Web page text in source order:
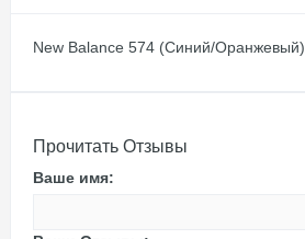
New Balance 574 (Синий/Оранжевый)
Прочитать Отзывы
Ваше имя: